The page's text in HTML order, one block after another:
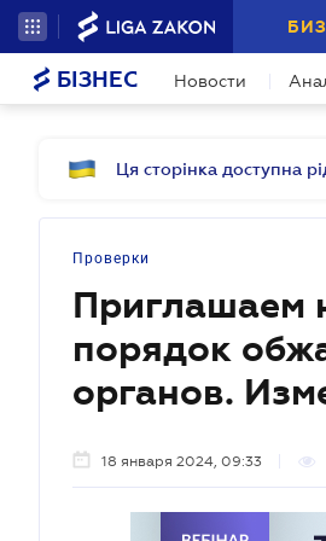
БІЗНЕС Новости
Ця сторінка доступна
Проверки
Приглашаем
порядок
органов.
18 января 2024, 09:33